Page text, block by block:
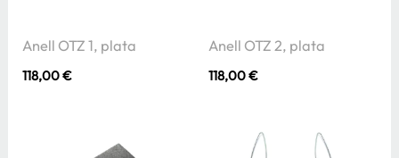
Anell OTZ 1, plata
118,00€
Anell OTZ 2, plata
118,00€